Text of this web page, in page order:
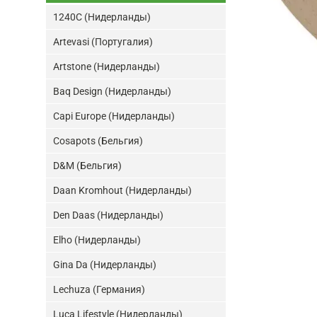
1240C (Нидерланды)
Artevasi (Португалия)
Artstone (Нидерланды)
Baq Design (Нидерланды)
Capi Europe (Нидерланды)
Cosapots (Бельгия)
D&M (Бельгия)
Daan Kromhout (Нидерланды)
Den Daas (Нидерланды)
Elho (Нидерланды)
Gina Da (Нидерланды)
Lechuza (Германия)
Luca Lifestyle (Нидерланды)